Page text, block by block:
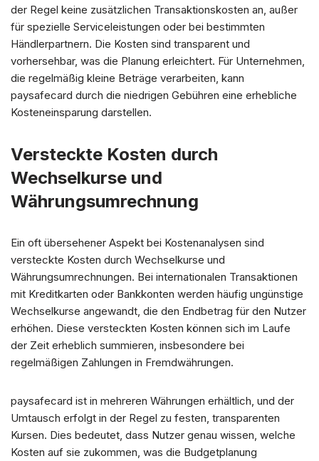
der Regel keine zusätzlichen Transaktionskosten an, außer
für spezielle Serviceleistungen oder bei bestimmten
Händlerpartnern. Die Kosten sind transparent und
vorhersehbar, was die Planung erleichtert. Für Unternehmen,
die regelmäßig kleine Beträge verarbeiten, kann
paysafecard durch die niedrigen Gebühren eine erhebliche
Kosteneinsparung darstellen.
Versteckte Kosten durch
Wechselkurse und
Währungsumrechnung
Ein oft übersehener Aspekt bei Kostenanalysen sind
versteckte Kosten durch Wechselkurse und
Währungsumrechnungen. Bei internationalen Transaktionen
mit Kreditkarten oder Bankkonten werden häufig ungünstige
Wechselkurse angewandt, die den Endbetrag für den Nutzer
erhöhen. Diese versteckten Kosten können sich im Laufe
der Zeit erheblich summieren, insbesondere bei
regelmäßigen Zahlungen in Fremdwährungen.
paysafecard ist in mehreren Währungen erhältlich, und der
Umtausch erfolgt in der Regel zu festen, transparenten
Kursen. Dies bedeutet, dass Nutzer genau wissen, welche
Kosten auf sie zukommen, was die Budgetplanung